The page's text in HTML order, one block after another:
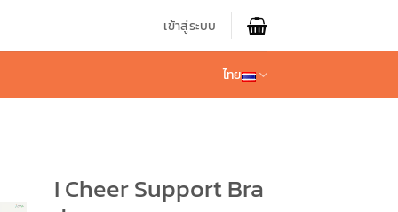
เข้าสู่ระบบ
ไทย
I Cheer Support Bra